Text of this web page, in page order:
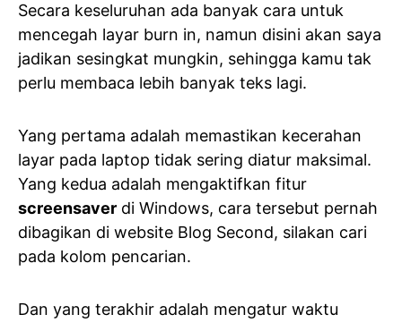
Secara keseluruhan ada banyak cara untuk
mencegah layar burn in, namun disini akan saya
jadikan sesingkat mungkin, sehingga kamu tak
perlu membaca lebih banyak teks lagi.
Yang pertama adalah memastikan kecerahan
layar pada laptop tidak sering diatur maksimal.
Yang kedua adalah mengaktifkan fitur
screensaver di Windows, cara tersebut pernah
dibagikan di website Blog Second, silakan cari
pada kolom pencarian.
Dan yang terakhir adalah mengatur waktu